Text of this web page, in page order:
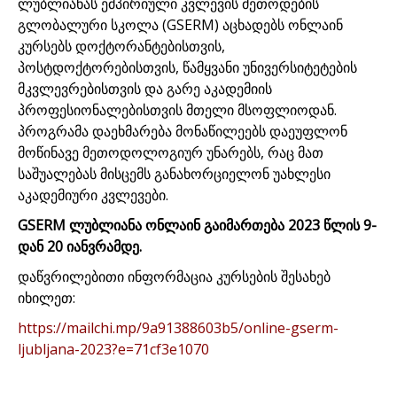
გლობალური სკოლა (GSERM) აცხადებს ონლაინ
კურსებსდოქტორანტებისთვის,
პოსტდოქტორებისთვის, წამყვანი უნივერსიტეტების
მკვლევრებისთვის და გარე აკადემიის
პროფესიონალებისთვის მთელი მსოფლიოდან.
პროგრამა დაეხმარება მონაწილეებს დაეუფლონ
მოწინავე მეთოდოლოგიურ უნარებს, რაც მათ
საშუალებას მისცემს განახორციელონ უახლესი
აკადემიური კვლევები.
GSERM ლუბლიანა ონლაინ გაიმართება 2023 წლის 9-
დან 20 იანვრამდე.
დაწვრილებითი ინფორმაცია კურსების შესახებ
იხილეთ:
https://mailchi.mp/9a91388603b5/online-gserm-
ljubljana-2023?e=71cf3e1070